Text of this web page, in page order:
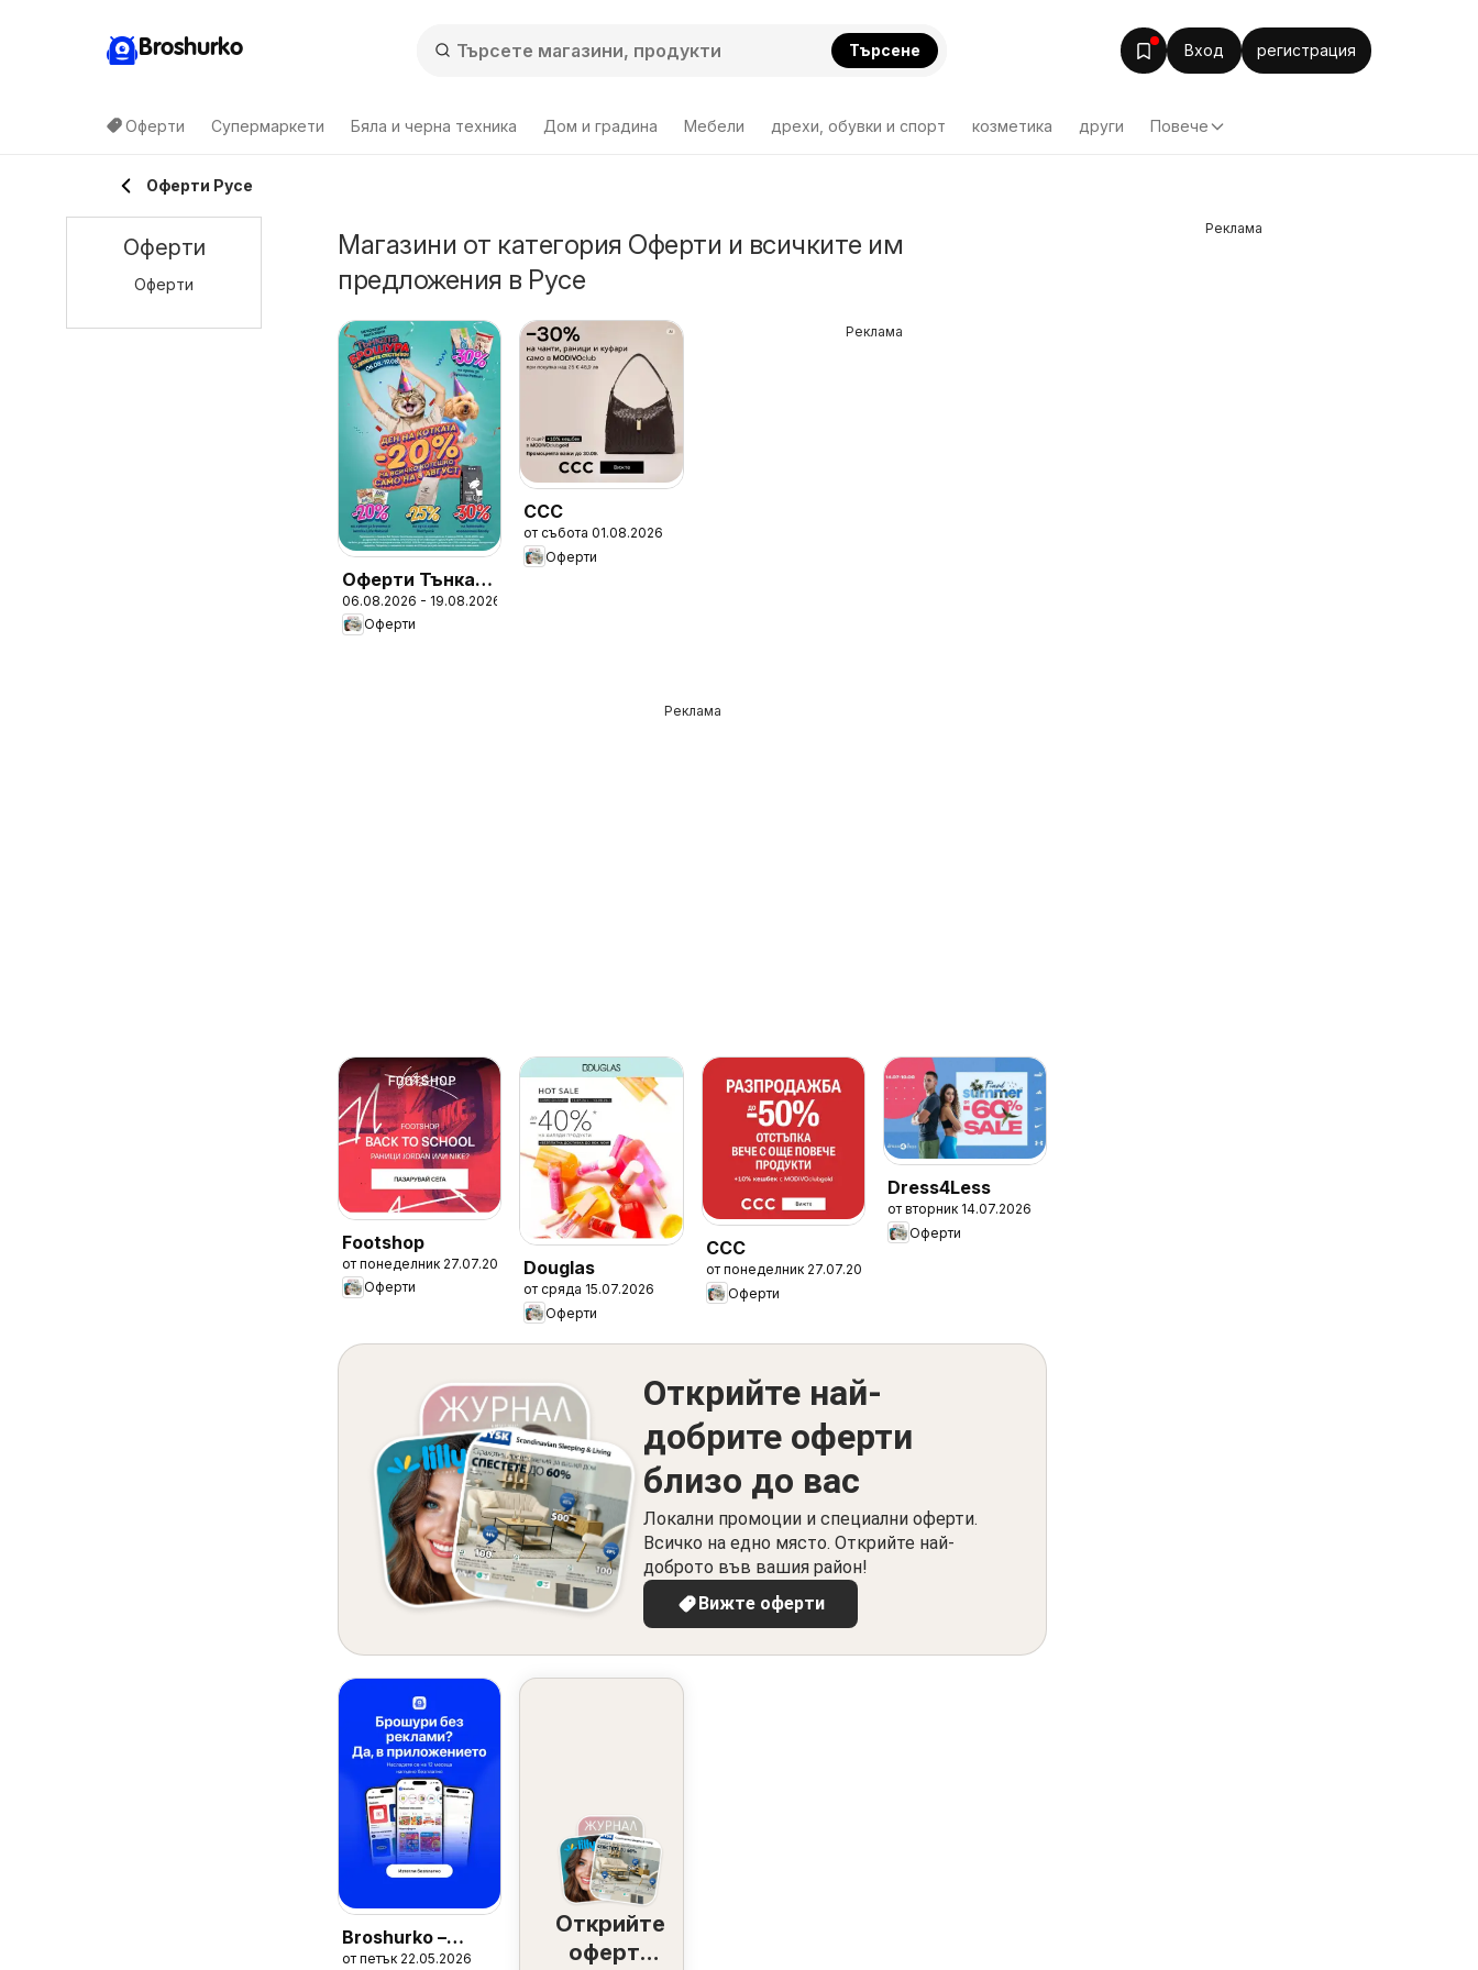
Broshurko Търсене Вход регистрация
Оферти Супермаркети Бяла и черна техника Дом и градина Мебели дрехи, обувки и спорт козметика други Повече
Оферти Русе
Магазини от категория Оферти и всичките им
предложения в Русе
Оферти Тънката
брошура с
дебелите
06.08.2026 - 19.08.2026
Оферти
CCC
от събота 01.08.2026
Оферти
Реклама
Реклама
Footshop
от понеделник 27.07.2026
Оферти
Douglas
от сряда 15.07.2026
Оферти
CCC
от понеделник 27.07.2026
Оферти
Dress4Less
от вторник 14.07.2026
Оферти
Открийте най-
добрите оферти
близо до вас
Локални промоции и специални оферти.
Всичко на едно място. Открийте най-
доброто във вашия район!
Вижте оферти
Broshurko –
Оферти в
от петък 22.05.2026
Открийте
оферти
Оферти
Оферти
Реклама